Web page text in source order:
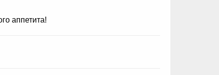
аппетита!